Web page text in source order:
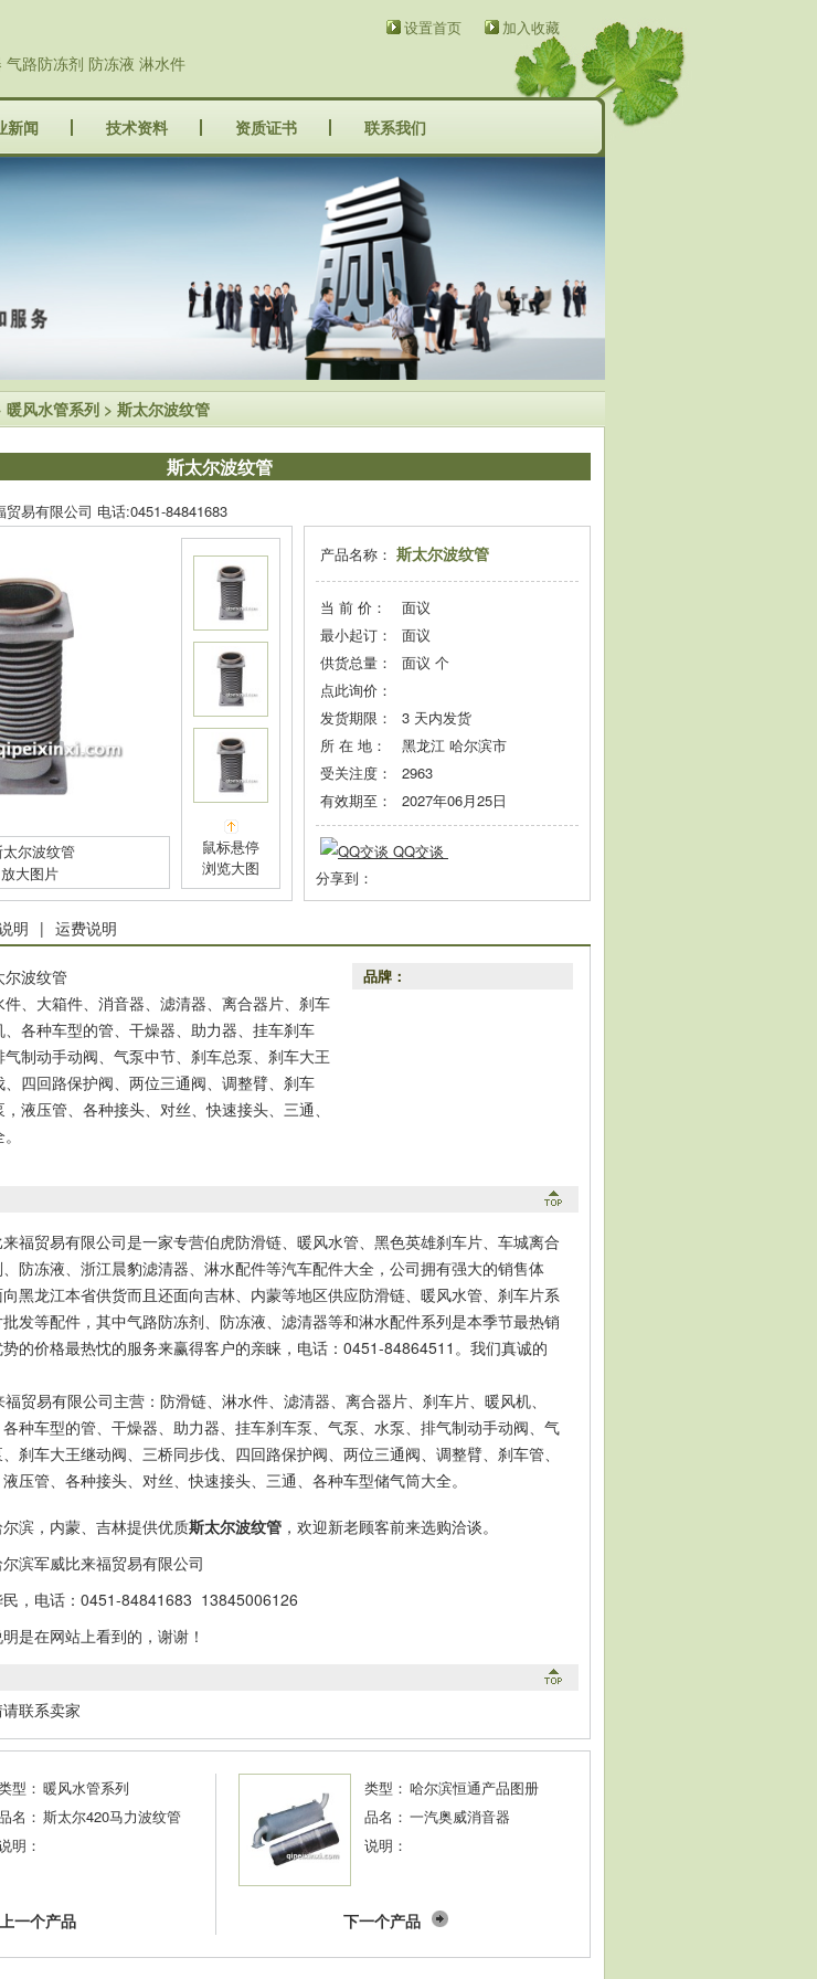
路防冻剂 防冻液 淋水件
设置首页 加入收藏
新闻 技术资料 资质证书 联系我们
暖风水管系列 > 斯太尔波纹管
斯太尔波纹管
易有限公司 电话:0451-84841683
尔波纹管
放大图片
鼠标悬停
浏览大图
产品名称： 斯太尔波纹管
当 前 价：
面议
最小起订：
面议
供货总量：
面议 个
点此询价：
发货期限：
3 天内发货
所 在 地：
黑龙江 哈尔滨市
受关注度：
2963
有效期至：
2027年06月25日
QQ交谈
分享到：
明 | 运费说明
尔波纹管
、大箱件、消音器、滤清器、离合器片、刹车
、各种车型的管、干燥器、助力器、挂车刹车
制动手动阀、气泵中节、刹车总泵、刹车大王
四回路保护阀、两位三通阀、调整臂、刹车
液压管、各种接头、对丝、快速接头、三通、
品牌：
福贸易有限公司是一家专营伯虎防滑链、暖风水管、黑色英雄刹车片、车城离合
防冻液、浙江晨豹滤清器、淋水配件等汽车配件大全，公司拥有强大的销售体
黑龙江本省供货而且还面向吉林、内蒙等地区供应防滑链、暖风水管、刹车片系
发等配件，其中气路防冻剂、防冻液、滤清器等和淋水配件系列是本季节最热销
的价格最热忱的服务来赢得客户的亲睐，电话：0451-84864511。我们真诚的
贸易有限公司主营：防滑链、淋水件、滤清器、离合器片、刹车片、暖风机、
种车型的管、干燥器、助力器、挂车刹车泵、气泵、水泵、排气制动手动阀、气
刹车大王继动阀、三桥同步伐、四回路保护阀、两位三通阀、调整臂、刹车管、
压管、各种接头、对丝、快速接头、三通、各种车型储气筒大全。
滨，内蒙、吉林提供优质斯太尔波纹管 ，欢迎新老顾客前来选购洽谈。
滨军威比来福贸易有限公司
，电话：0451-84841683 13845006126
是在网站上看到的，谢谢！
联系卖家
型： 暖风水管系列
名： 斯太尔420马力波纹管
明：
上一个产品
类型： 哈尔滨恒通产品图册
品名： 一汽奥威消音器
说明：
下一个产品